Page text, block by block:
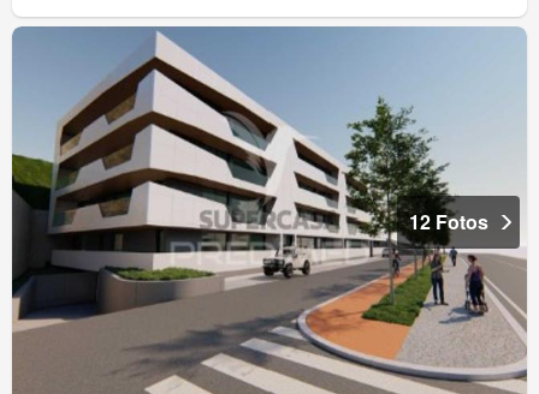
12 Fotos